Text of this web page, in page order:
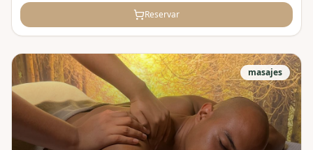
Reservar
masajes